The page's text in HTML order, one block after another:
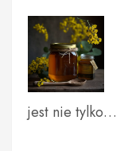
jest nie tylko…